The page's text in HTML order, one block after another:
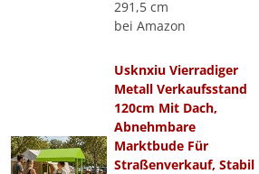
291,5 cm
bei Amazon
Usknxiu Vierradiger
Metall Verkaufsstand
120cm Mit Dach,
Abnehmbare
Marktbude Für
Straßenverkauf, Stabil